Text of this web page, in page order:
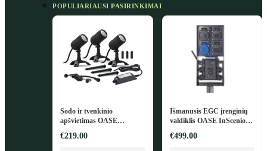
POPULIARIAUSI PASIRINKIMAI
Sodo ir tvenkinio
apšvietimas OASE
€219.00
Išmanusis EGC įrenginių
valdiklis OASE InScenio
€499.00